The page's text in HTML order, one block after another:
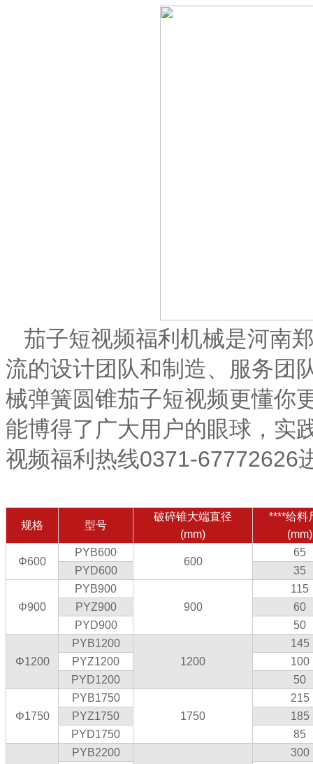
茄子短视频福利机械是河南
流的设计团队和制造、服务团
械弹簧圆锥茄子短视频更懂你
能博得了广大用户的眼球，实
视频福利热线0371-67772626
规格 型号
破碎锥大端直径
(mm)
****给料
(mm)
Φ600
PYB600
600
65
PYD600
35
Φ900
PYB900
900
115
PYZ900
60
PYD900
50
Φ1200
PYB1200
1200
145
PYZ1200
100
PYD1200
50
Φ1750
PYB1750
1750
215
PYZ1750
185
PYD1750
85
PYB2200
300